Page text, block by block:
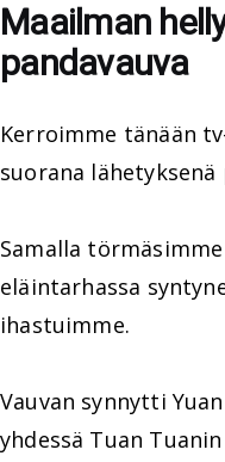
Maailman
pandavauva
Kerroimme tänään
suorana lähetyksenä
Samalla
eläintarhassa
ihastuimme.
Vauvan synnytti
yhdessä Tuan